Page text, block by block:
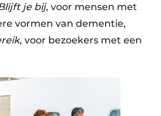
je bij, voor mensen met
vormen van dementie,
, voor bezoekers met een